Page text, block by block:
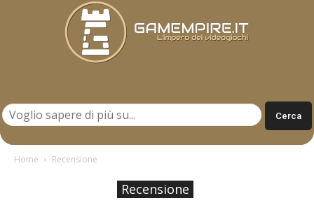
Home Recensione
Recensione